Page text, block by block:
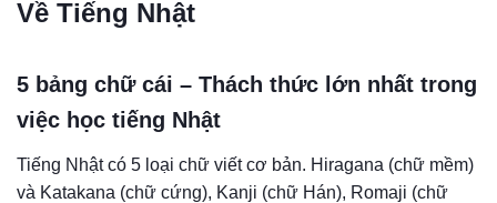
Về Tiếng Nhật
5 bảng chữ cái – Thách thức lớn nhất trong
việc học tiếng Nhật
Tiếng Nhật có 5 loại chữ viết cơ bản. Hiragana (chữ mềm)
và Katakana (chữ cứng), Kanji (chữ Hán), Romaji (chữ